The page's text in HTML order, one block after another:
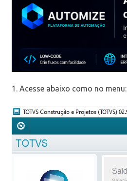
1. Acesse abaixo como no menu: